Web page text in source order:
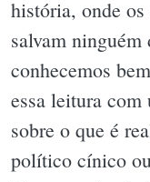
história, onde
salvam ninguém
conhecemos
essa leitura
sobre o que é
político cínico